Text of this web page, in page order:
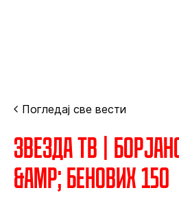
Погледај све вести
Звезда ТВ |
&amp; Бенових 150